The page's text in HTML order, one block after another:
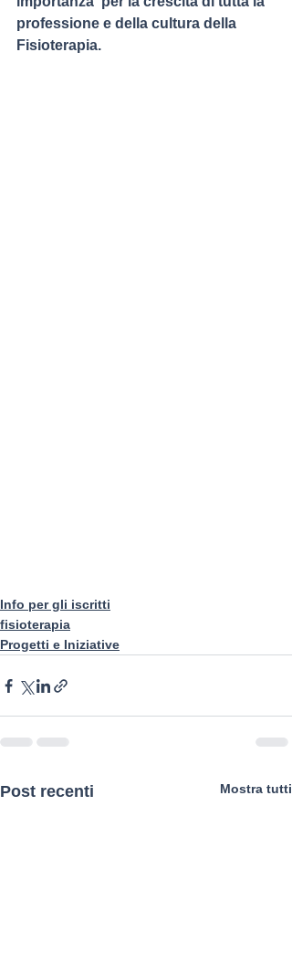
professione e della cultura della
Fisioterapia.
Info per gli iscritti
fisioterapia
Progetti e Iniziative
Post recenti Mostra tutti